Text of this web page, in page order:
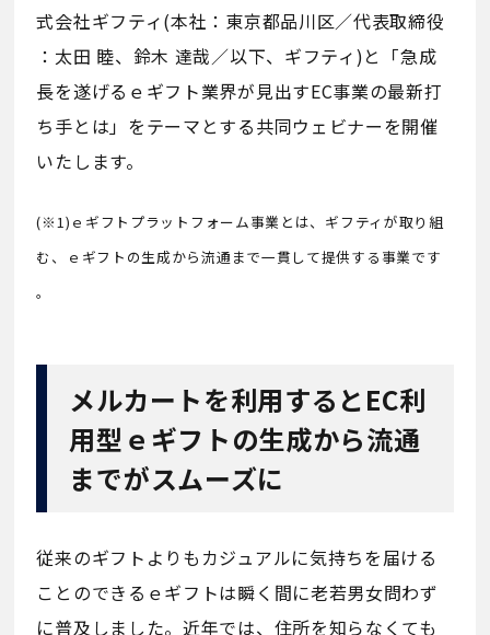
式会社ギフティ(本社：東京都品川区／代表取締役
：太田 睦、鈴木 達哉／以下、ギフティ)と「急成
長を遂げるｅギフト業界が見出すEC事業の最新打
ち手とは」をテーマとする共同ウェビナーを開催
いたします。
(※1)ｅギフトプラットフォーム事業とは、ギフティが取り組
む、ｅギフトの生成から流通まで一貫して提供する事業です
。
メルカートを利用するとEC利
用型ｅギフトの生成から流通
までがスムーズに
従来のギフトよりもカジュアルに気持ちを届ける
ことのできるｅギフトは瞬く間に老若男女問わず
に普及しました。近年では、住所を知らなくても